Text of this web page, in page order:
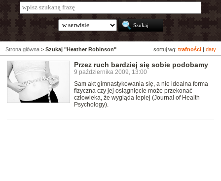
sortuj wg: trafności daty
Strona główna > Szukaj "Heather Robinson"
Przez ruch bardziej się sobie podobamy
9 października 2009, 13:00
Sam akt gimnastykowania się, a nie idealna forma
fizyczna czy jej osiągnięcie może przekonać
człowieka, że wygląda lepiej (Journal of Health
Psychology).